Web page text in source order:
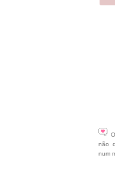
não
num